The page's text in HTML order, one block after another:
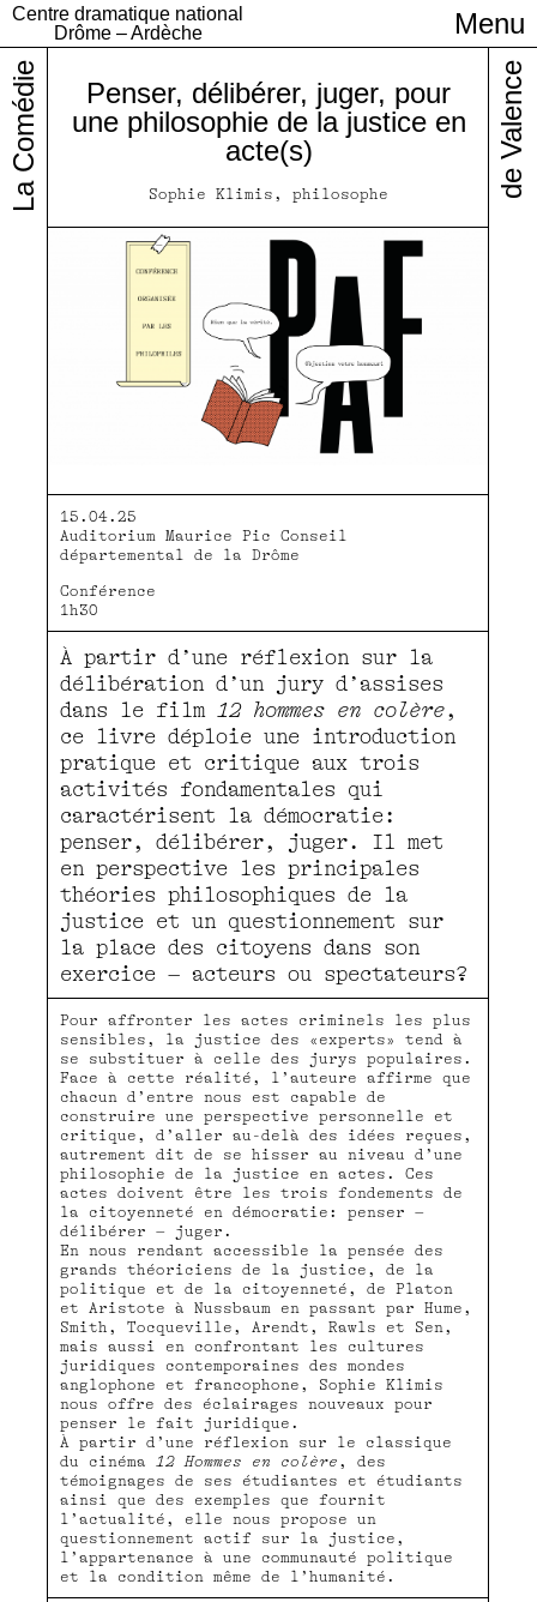
Centre dramatique national
Drôme – Ardèche
Menu
Infos pratiques
Penser, délibérer, juger, pour
une philosophie de la justice en
acte(s)
Sophie Klimis, philosophe
15.04.25
Auditorium Maurice Pic Conseil
départemental de la Drôme
Conférence
1h30
À partir d’une réflexion sur la
délibération d’un jury d’assises
dans le film
12 hommes en colère,
ce livre déploie une introduction
pratique et critique aux trois
activités fondamentales qui
caractérisent la démocratie:
penser, délibérer, juger. Il met
en perspective les principales
théories philosophiques de la
justice et un questionnement sur
la place des citoyens dans son
exercice – acteurs ou spectateurs?
Pour affronter les actes criminels les plus
sensibles, la justice des «experts» tend à
se substituer à celle des jurys populaires.
Face à cette réalité, l’auteure affirme que
chacun d’entre nous est capable de
construire une perspective personnelle et
critique, d’aller au-delà des idées reçues,
autrement dit de se hisser au niveau d’une
philosophie de la justice en actes. Ces
actes doivent être les trois fondements de
la citoyenneté en démocratie: penser –
délibérer – juger.
En nous rendant accessible la pensée des
grands théoriciens de la justice, de la
politique et de la citoyenneté, de Platon
et Aristote à Nussbaum en passant par Hume,
Smith, Tocqueville, Arendt, Rawls et Sen,
mais aussi en confrontant les cultures
juridiques contemporaines des mondes
anglophone et francophone, Sophie Klimis
nous offre des éclairages nouveaux pour
penser le fait juridique.
À partir d’une réflexion sur le classique
du cinéma
12 Hommes en colère , des
témoignages de ses étudiantes et étudiants
ainsi que des exemples que fournit
l’actualité, elle nous propose un
questionnement actif sur la justice,
l’appartenance à une communauté politique
et la condition même de l’humanité.
La Comédie de Valence